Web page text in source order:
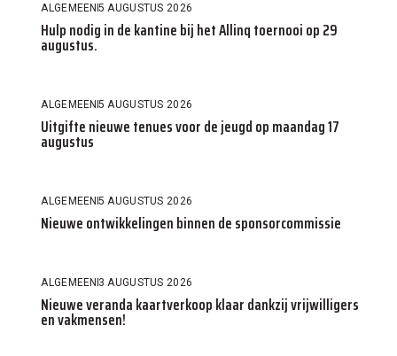
ALGEMEEN5 AUGUSTUS 2026
Hulp nodig in de kantine bij het Allinq toernooi op 29
augustus.
ALGEMEEN5 AUGUSTUS 2026
Uitgifte nieuwe tenues voor de jeugd op maandag 17
augustus
ALGEMEEN5 AUGUSTUS 2026
Nieuwe ontwikkelingen binnen de sponsorcommissie
ALGEMEEN3 AUGUSTUS 2026
Nieuwe veranda kaartverkoop klaar dankzij vrijwilligers
en vakmensen!